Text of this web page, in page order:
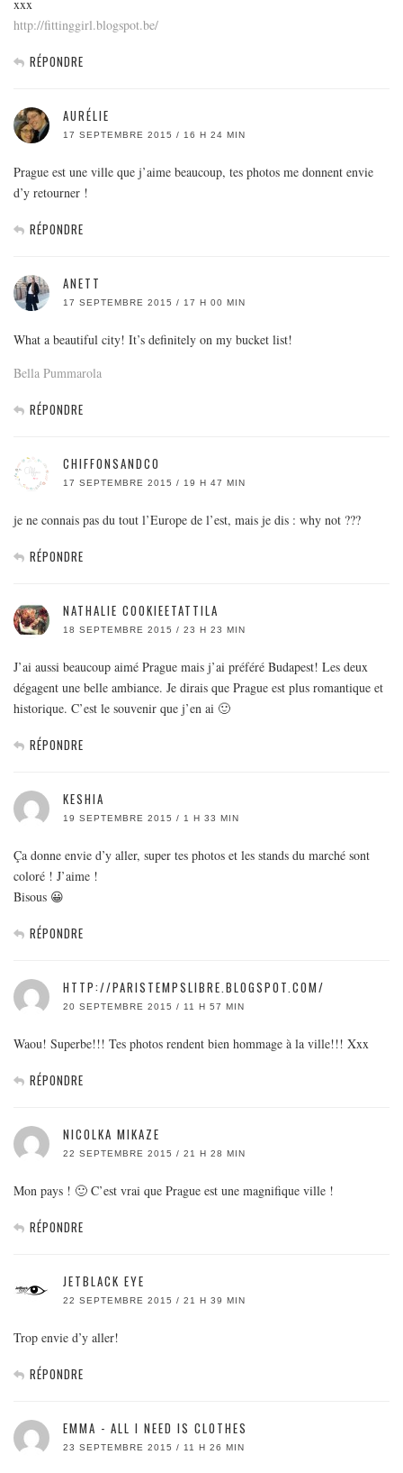
xxx
http://fittinggirl.blogspot.be/
RÉPONDRE
AURÉLIE
17 SEPTEMBRE 2015 / 16 H 24 MIN
Prague est une ville que j’aime beaucoup, tes photos me donnent envie
d’y retourner !
RÉPONDRE
ANETT
17 SEPTEMBRE 2015 / 17 H 00 MIN
What a beautiful city! It’s definitely on my bucket list!
Bella Pummarola
RÉPONDRE
CHIFFONSANDCO
17 SEPTEMBRE 2015 / 19 H 47 MIN
je ne connais pas du tout l’Europe de l’est, mais je dis : why not ???
RÉPONDRE
NATHALIE COOKIEETATTILA
18 SEPTEMBRE 2015 / 23 H 23 MIN
J’ai aussi beaucoup aimé Prague mais j’ai préféré Budapest! Les deux
dégagent une belle ambiance. Je dirais que Prague est plus romantique et
historique. C’est le souvenir que j’en ai 🙂
RÉPONDRE
KESHIA
19 SEPTEMBRE 2015 / 1 H 33 MIN
Ça donne envie d’y aller, super tes photos et les stands du marché sont
coloré ! J’aime !
Bisous 😀
RÉPONDRE
HTTP://PARISTEMPSLIBRE.BLOGSPOT.COM/
20 SEPTEMBRE 2015 / 11 H 57 MIN
Waou! Superbe!!! Tes photos rendent bien hommage à la ville!!! Xxx
RÉPONDRE
NICOLKA MIKAZE
22 SEPTEMBRE 2015 / 21 H 28 MIN
Mon pays ! 🙂 C’est vrai que Prague est une magnifique ville !
RÉPONDRE
JETBLACK EYE
22 SEPTEMBRE 2015 / 21 H 39 MIN
Trop envie d’y aller!
RÉPONDRE
EMMA - ALL I NEED IS CLOTHES
23 SEPTEMBRE 2015 / 11 H 26 MIN